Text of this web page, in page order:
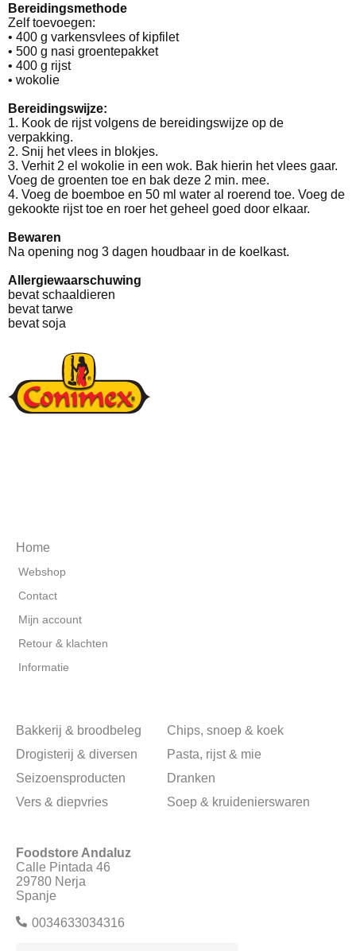
Bereidingsmethode
Zelf toevoegen:
• 400 g varkensvlees of kipfilet
• 500 g nasi groentepakket
• 400 g rijst
• wokolie
Bereidingswijze:
1. Kook de rijst volgens de bereidingswijze op de
verpakking.
2. Snij het vlees in blokjes.
3. Verhit 2 el wokolie in een wok. Bak hierin het vlees gaar.
Voeg de groenten toe en bak deze 2 min. mee.
4. Voeg de boemboe en 50 ml water al roerend toe. Voeg de
gekookte rijst toe en roer het geheel goed door elkaar.
Bewaren
Na opening nog 3 dagen houdbaar in de koelkast.
Allergiewaarschuwing
bevat schaaldieren
bevat tarwe
bevat soja
Home
Webshop
Contact
Mijn account
Retour & klachten
Informatie
Bakkerij & broodbeleg
Chips, snoep & koek
Drogisterij & diversen
Pasta, rijst & mie
Seizoensproducten
Dranken
Vers & diepvries
Soep & kruidenierswaren
Foodstore Andaluz
Calle Pintada 46
29780 Nerja
Spanje
0034633034316